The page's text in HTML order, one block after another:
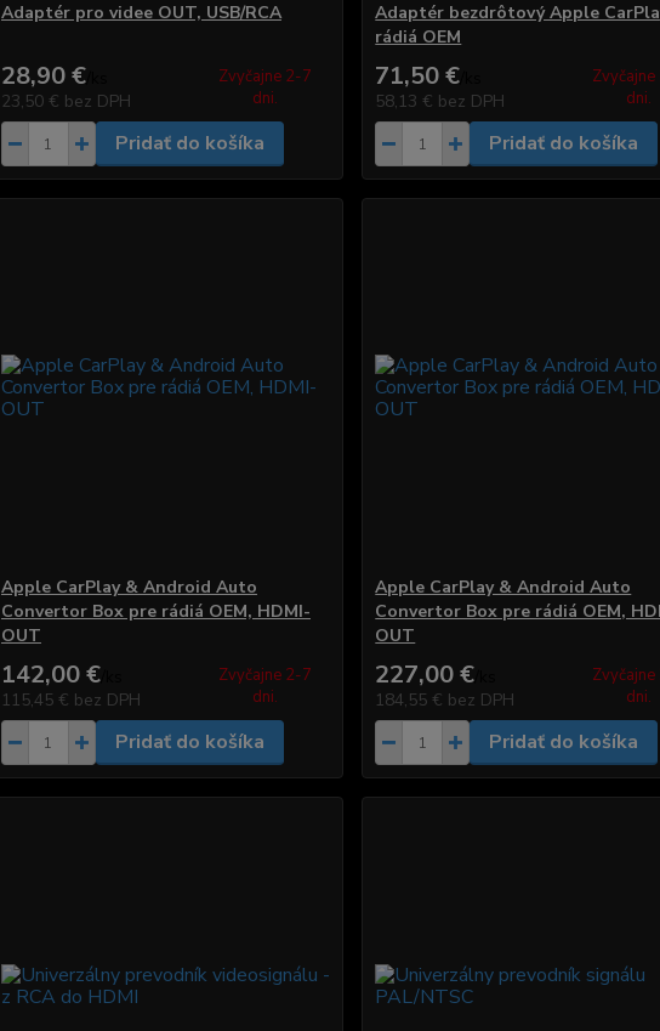
Adaptér pro videe OUT, USB/RCA
28,90 €/
23,50 € bez DPH
Zvyčajne 2-7
dni.
Pridať do košíka
Adaptér bezdrôtový Apple
rádiá OEM
71,50 €
58,13 € bez DPH
dni.
Pridať do košíka
Apple CarPlay & Android Auto
Convertor Box pre rádiá OEM, HDMI-
OUT
142,00 €/
115,45 € bez DPH
Zvyčajne 2-7
dni.
Pridať do košíka
Apple CarPlay & Android Auto
Convertor Box pre rádiá OEM,
OUT
227,00 €
184,55 € bez DPH
dni.
Pridať do košíka